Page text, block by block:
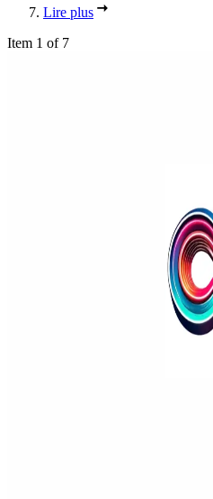
Lire plus
Item 1 of 7